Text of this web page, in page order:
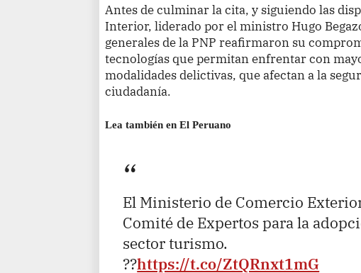
Antes de culminar la cita, y siguiendo las
Interior, liderado por el ministro Hugo
generales de la PNP reafirmaron su
tecnologías que permitan enfrentar con
modalidades delictivas, que afectan a la
ciudadanía.
Lea también en El Peruano
El Ministerio de Comercio
Comité de Expertos para la
sector turismo.
??https://t.co/ZtQRnxt1mG